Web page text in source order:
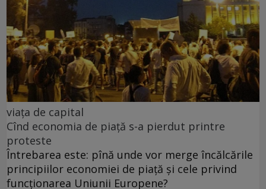
viața de capital
Cînd economia de piață s-a pierdut printre
proteste
Întrebarea este: pînă unde vor merge încălcările
principiilor economiei de piață și cele privind
funcționarea Uniunii Europene?